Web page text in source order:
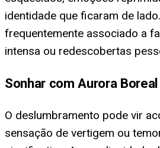
identidade que ficaram de
frequentemente associado a
intensa ou redescobertas
Sonhar com Aurora
O deslumbramento pode vir
sensação de vertigem ou